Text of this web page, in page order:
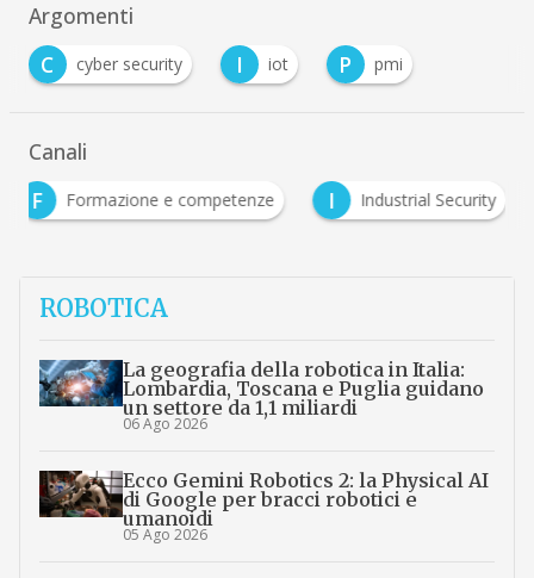
Argomenti
C
cyber security I iot P pmi
Canali
Formazione e competenze Industrial Security
ROBOTICA
La geografia della robotica in Italia:
Lombardia, Toscana e Puglia guidano
un settore da 1,1 miliardi
06 Ago 2026
Ecco Gemini Robotics 2: la Physical AI
di Google per bracci robotici e
umanoidi
05 Ago 2026